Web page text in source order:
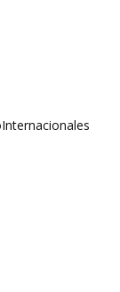
Internacionales